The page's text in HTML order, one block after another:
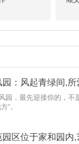
：风起青绿间,所
园，最先迎接你的，
”。
区位于家和园内